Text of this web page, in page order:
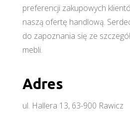
preferencji zakupowych
naszą ofertę handlową.
do zapoznania się ze
mebli.
Adres
ul. Hallera 13, 63-900 Rawicz